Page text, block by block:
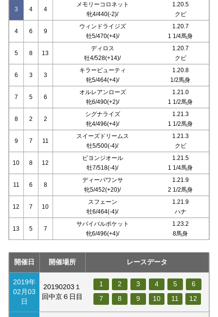
3 4 4
メモリーコロネット
牝4/440(-2)/
1.20.5
クビ
4 6 9
ウィンドライジズ
牡5/470(+4)/
1.20.7
1 1/4馬身
5 8 13
ディロス
牡4/528(+14)/
1.20.7
クビ
6 3 3
キラービューティ
牝5/464(+4)/
1.20.8
1/2馬身
7 5 6
オルレアンローズ
牝6/490(+2)/
1.21.0
1 1/2馬身
8 2 2
シグナライズ
牝4/496(+4)/
1.21.3
1 1/2馬身
9 7 11
スイーズドリームス
牡5/500(-4)/
1.21.3
クビ
10 8 12
ビヨンジオール
牡7/518(-4)/
1.21.5
1 1/4馬身
11 6 8
ディーパワンサ
牝5/452(+20)/
1.21.9
2 1/2馬身
12 7 10
スフェーン
牡6/464(-4)/
1.21.9
ハナ
13 5 7
サバイバルポケット
牝6/496(+4)/
1.23.2
8馬身
開催日 開催場所 レースデータ
2019年
02月03
日
20190203１
回中京６日目
1 2 3 4 5
6
7
8 9 10 11 12